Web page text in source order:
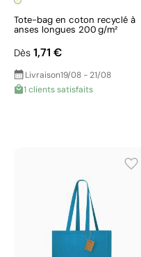
Tote-bag en coton recyclé à
anses longues 200 g/m²
Dès 1,71 €
Livraison19/08 - 21/08
1 clients satisfaits